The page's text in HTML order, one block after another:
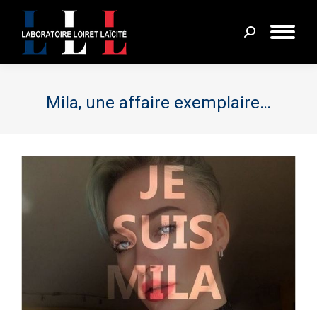
Recherche
Mila, une affaire exemplaire…